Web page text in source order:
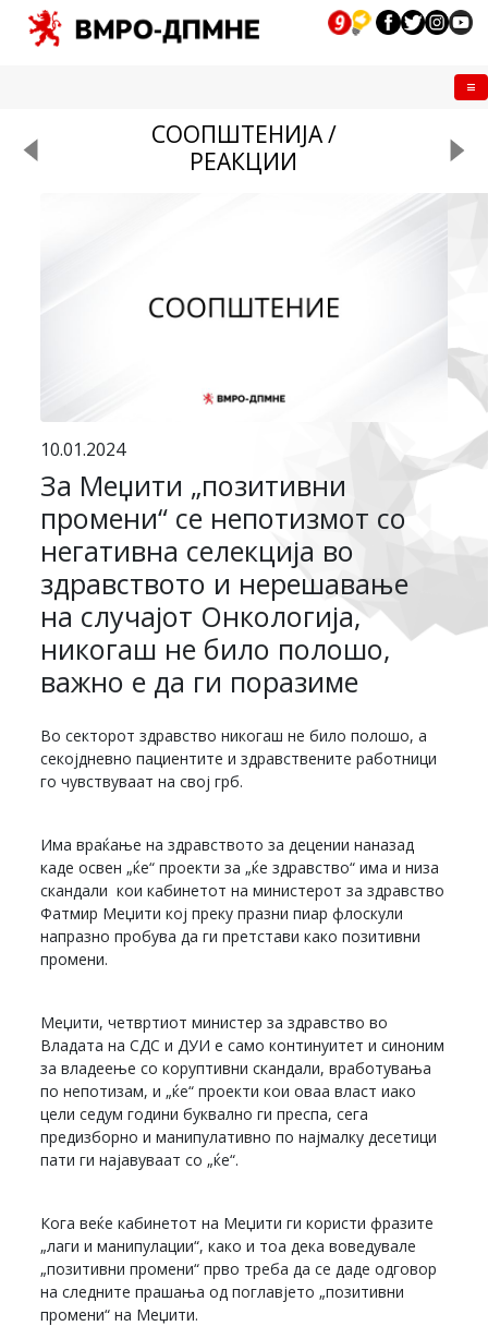
СООПШТЕНИЈА /
РЕАКЦИИ
10.01.2024
За Меџити „позитивни
промени“ се непотизмот со
негативна селекција во
здравството и нерешавање
на случајот Онкологија,
никогаш не било полошо,
важно е да ги поразиме
Во секторот здравство никогаш не било полошо, а
секојдневно пациентите и здравствените работници
го чувствуваат на свој грб.
Има враќање на здравството за децении наназад
каде освен „ќе“ проекти за „ќе здравство“ има и низа
скандали кои кабинетот на министерот за здравство
Фатмир Меџити кој преку празни пиар флоскули
напразно пробува да ги претстави како позитивни
промени.
Меџити, четвртиот министер за здравство во
Владата на СДС и ДУИ е само континуитет и синоним
за владеење со коруптивни скандали, вработувања
по непотизам, и „ќе“ проекти кои оваа власт иако
цели седум години буквално ги преспа, сега
предизборно и манипулативно по најмалку десетици
пати ги најавуваат со „ќе“.
Кога веќе кабинетот на Меџити ги користи фразите
„лаги и манипулации“, како и тоа дека воведувале
„позитивни промени“ прво треба да се даде одговор
на следните прашања од поглавјето „позитивни
промени“ на Меџити.